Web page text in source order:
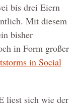
bis drei Eiern
Mit diesem
bisher
in Form großer
in Social
liest sich wie der